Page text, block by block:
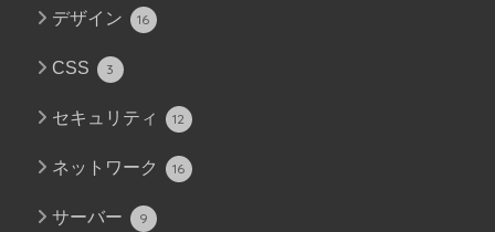
デザイン 16
CSS 3
セキュリティ 12
ネットワーク 16
サーバー 9